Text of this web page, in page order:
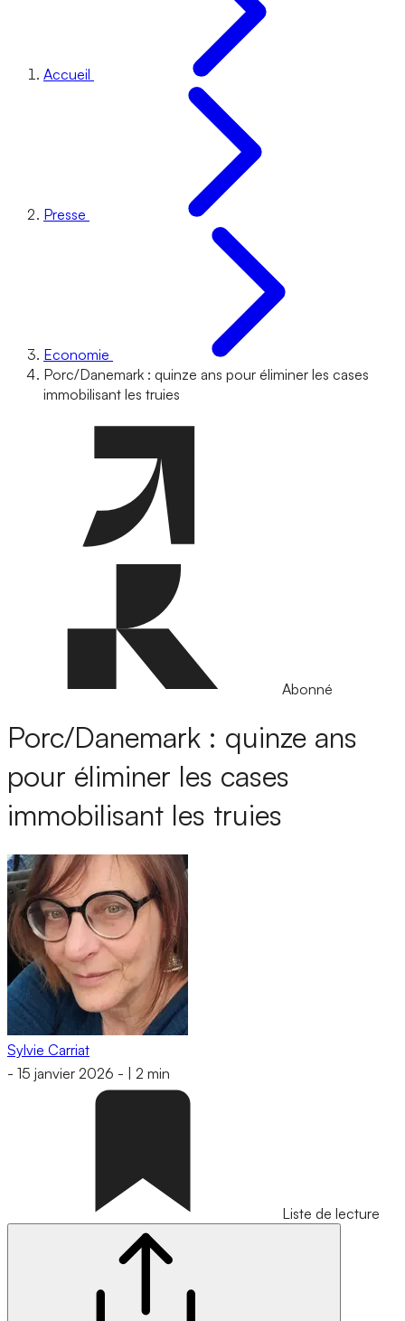
Accueil
Presse
Economie
Porc/Danemark : quinze ans pour éliminer les cases
immobilisant les truies
Abonné
Porc/Danemark : quinze ans
pour éliminer les cases
immobilisant les truies
Sylvie Carriat
- 15 janvier 2026 - 2 min
Liste de lecture